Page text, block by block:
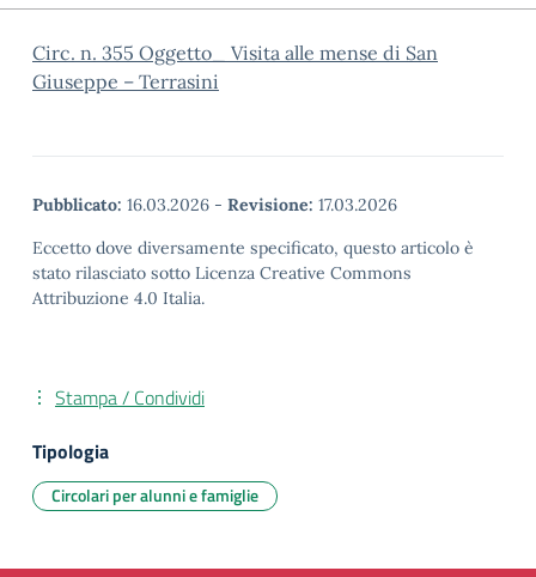
Circ. n. 355 Oggetto_ Visita alle mense di San
Giuseppe – Terrasini
Pubblicato: 16.03.2026 - Revisione: 17.03.2026
Eccetto dove diversamente specificato, questo articolo è
stato rilasciato sotto Licenza Creative Commons
Attribuzione 4.0 Italia.
Stampa / Condividi
Tipologia
Circolari per alunni e famiglie